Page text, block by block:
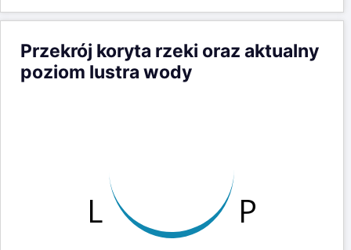
Przekrój koryta rzeki oraz aktualny
poziom lustra wody